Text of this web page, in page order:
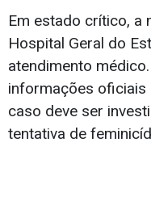
Em estado crítico, a
Hospital Geral do
atendimento
informações oficiais
caso deve ser
tentativa de